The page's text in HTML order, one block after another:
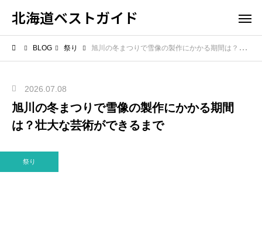
北海道ベストガイド
BLOG 祭り 旭川の冬まつりで雪像の製作にかかる期間は？壮大な芸術ができるまで
2026.07.08
旭川の冬まつりで雪像の製作にかかる期間
は？壮大な芸術ができるまで
祭り